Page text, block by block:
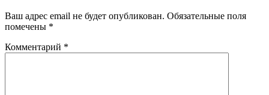
Ваш адрес email не будет опубликован. Обязательные поля
помечены *
Комментарий *